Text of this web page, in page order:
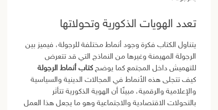
تعدد الهويات الذكورية وتحولاتها
يتناول الكتاب فكرة وجود أنماط مختلفة للرجولة، فيميز بين
الرجولة المهيمنة وغيرها من النماذج التي قد تتعرض
للتهميش داخل المجتمع كما يوضح كتاب أنماط الرجولة
كيف تتجلى هذه الأنماط في المجالات الدينية والسياسية
والإعلامية والرقمية، مبينًا أن الهوية الذكورية تتأثر
بالتحولات الاقتصادية والاجتماعية وهو ما يجعل هذا العمل